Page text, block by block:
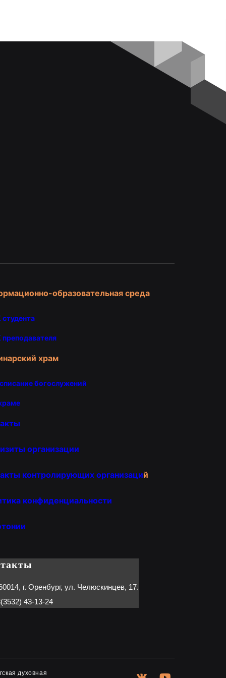
образовательная среда
храм
богослужений
организации
контролирующих организаций
конфиденциальности
г. Оренбург, ул. Челюскинцев, 17.
43-13-24
духовная